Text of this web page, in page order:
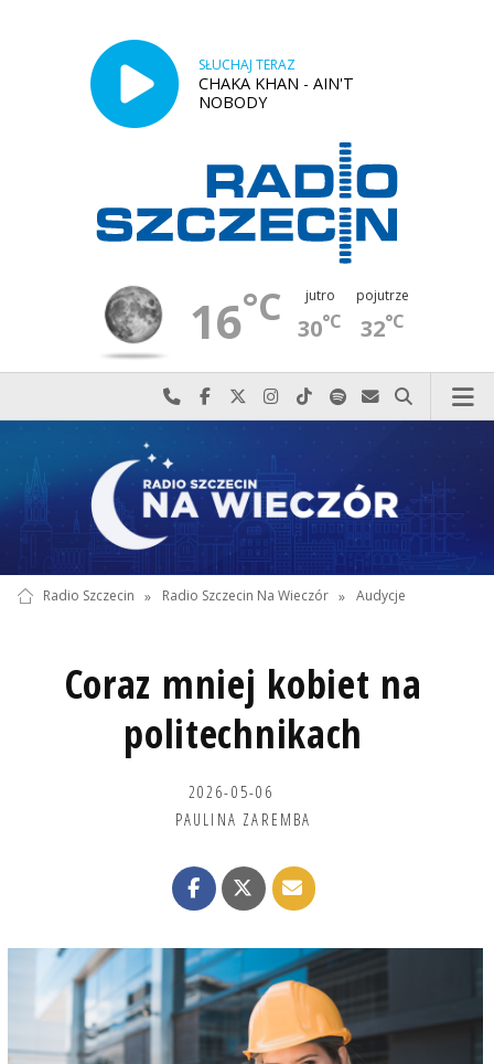
SŁUCHAJ TERAZ
CHAKA KHAN - AIN'T
NOBODY
16°C jutro
30°C
pojutrze
32°C
Najlepiej po prostu do nas zadzwoń
Odwiedź nas na Facebook-u
Odwiedź nas na X
Odwiedź nas na Instagram-ie
Odwiedź nas na TikTok-u
Szukaj nas na Spotify
Wyślij do nas
Szukaj
Radio Szczecin » Radio Szczecin Na Wieczór » Audycje
Coraz mniej kobiet na
politechnikach
2026-05-06
PAULINA ZAREMBA